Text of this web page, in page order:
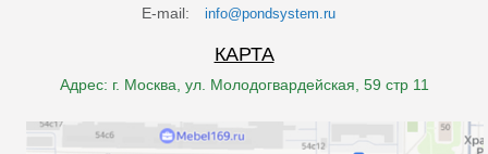
E-mail: info@pondsystem.ru
КАРТА
Адрес: г. Москва, ул. Молодогвардейская, 59 стр 11